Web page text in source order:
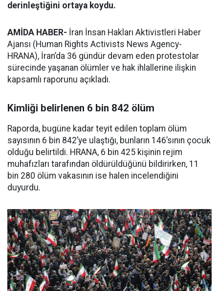
derinleştiğini ortaya koydu.
AMİDA HABER- İran İnsan Hakları Aktivistleri Haber
Ajansı (Human Rights Activists News Agency-
HRANA), İran’da 36 gündür devam eden protestolar
sürecinde yaşanan ölümler ve hak ihlallerine ilişkin
kapsamlı raporunu açıkladı.
Kimliği belirlenen 6 bin 842 ölüm
Raporda, bugüne kadar teyit edilen toplam ölüm
sayısının 6 bin 842’ye ulaştığı, bunların 146’sının çocuk
olduğu belirtildi. HRANA, 6 bin 425 kişinin rejim
muhafızları tarafından öldürüldüğünü bildirirken, 11
bin 280 ölüm vakasının ise halen incelendiğini
duyurdu.